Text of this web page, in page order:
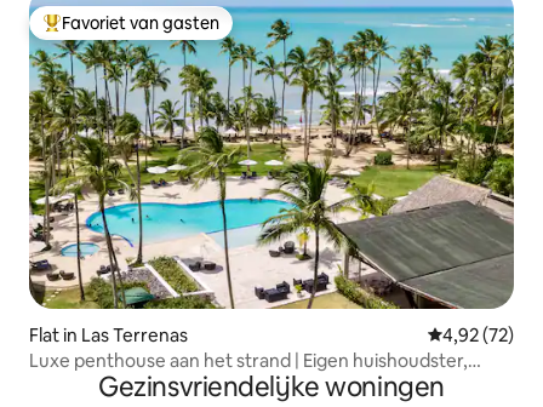
Topfavoriet van gasten
Favoriet van gasten
Flat in Las Terrenas Gemiddelde
4,92 (72)
Luxe penthouse aan het strand | Eigen huishoudster,
Gezinsvriendelijke woningen